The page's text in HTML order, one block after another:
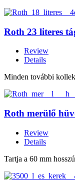
Roth 23 literes
Review
Details
Minden további
Roth merülő
Review
Details
Tartja a 60 mm